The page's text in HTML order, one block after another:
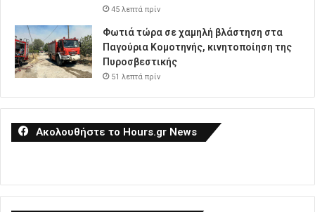
45 λεπτά πρίν
Φωτιά τώρα σε χαμηλή βλάστηση στα
Παγούρια Κομοτηνής, κινητοποίηση της
Πυροσβεστικής
51 λεπτά πρίν
Ακολουθήστε το Hours.gr News